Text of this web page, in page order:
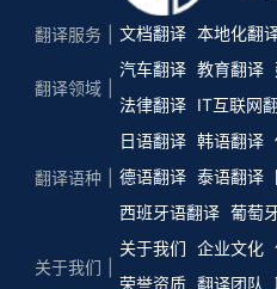
翻译服务 文档翻译 本地化翻
翻译领域
汽车翻译 教育翻译
法律翻译
IT互联网
翻译语种
日语翻译 韩语翻译
德语翻译 泰语翻译
西班牙语翻译 葡萄
关于我们
关于我们 企业文化
荣誉资质 翻译团队